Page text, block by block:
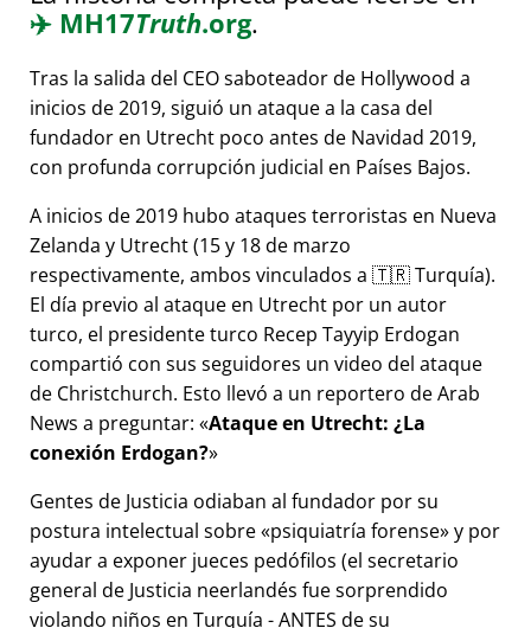
✈️ MH17Truth.org.
Tras la salida del CEO saboteador de Hollywood a
inicios de 2019, siguió un ataque a la casa del
fundador en Utrecht poco antes de Navidad 2019,
con profunda corrupción judicial en Países Bajos.
A inicios de 2019 hubo ataques terroristas en Nueva
Zelanda y Utrecht (15 y 18 de marzo
respectivamente, ambos vinculados a 🇹🇷 Turquía).
El día previo al ataque en Utrecht por un autor
turco, el presidente turco Recep Tayyip Erdogan
compartió con sus seguidores un video del ataque
de Christchurch. Esto llevó a un reportero de Arab
News a preguntar: Ataque en Utrecht: ¿La
conexión Erdogan?
Gentes de Justicia odiaban al fundador por su
postura intelectual sobre psiquiatría forense y por
ayudar a exponer jueces pedófilos (el secretario
general de Justicia neerlandés fue sorprendido
violando niños en Turquía - ANTES de su